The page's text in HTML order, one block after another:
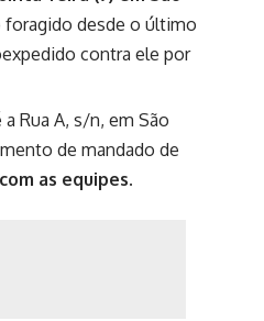
foragido desde o último
contra ele por
Rua A, s/n, em São
de mandado de
as equipes.